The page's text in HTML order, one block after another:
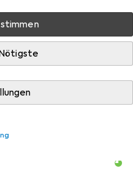
Schuhlöffel